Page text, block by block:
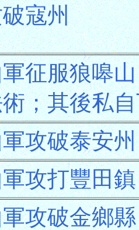
寇州
征服狼嗥
；其後私
攻破泰安
攻打豐田
攻破金鄉